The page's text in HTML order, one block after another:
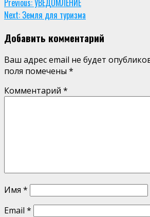
Continue
Reading
Previous:УВЕДОМЛЕНИЕ
Next:Земля для туризма
Добавить комментарий
Ваш адрес email не будет
поля помечены *
Комментарий *
Имя *
Email *